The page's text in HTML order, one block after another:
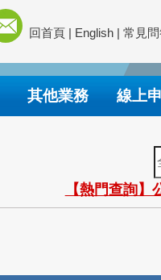
回首頁 | English | 常見
其他業務 線上
【熱門查詢